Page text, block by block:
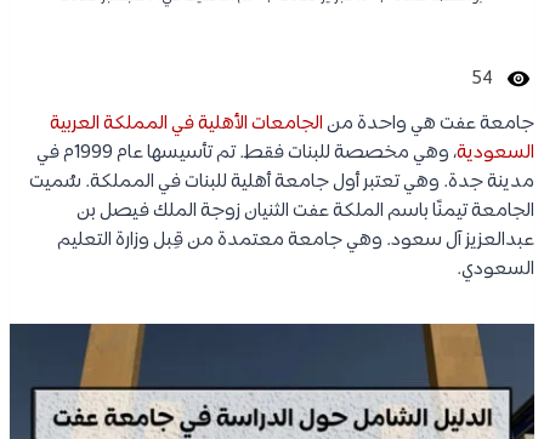
54
جامعة عفت هي واحدة منالجامعات الأهلية في المملكة العربية
السعودية
، وهي مخصصة للبنات فقط. تم تأسيسها عام 1999م في
مدينة جدة. وهي تعتبر أول جامعة أهلية للبنات في المملكة. سُميت
الجامعة تيمنًا باسم الملكة عفت الثنيان زوجة الملك فيصل بن
عبدالعزيز آل سعود. وهي جامعة معتمدة من قِبل وزارة التعليم
السعودي.